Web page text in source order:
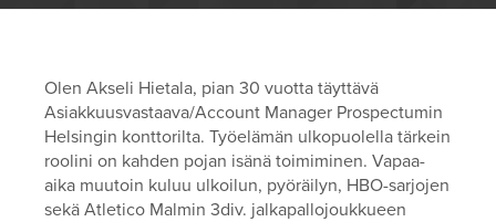
Olen Akseli Hietala, pian 30 vuotta täyttävä
Asiakkuusvastaava/Account Manager Prospectumin
Helsingin konttorilta. Työelämän ulkopuolella tärkein
roolini on kahden pojan isänä toimiminen. Vapaa-
aika muutoin kuluu ulkoilun, pyöräilyn, HBO-sarjojen
sekä Atletico Malmin 3div. jalkapallojoukkueen